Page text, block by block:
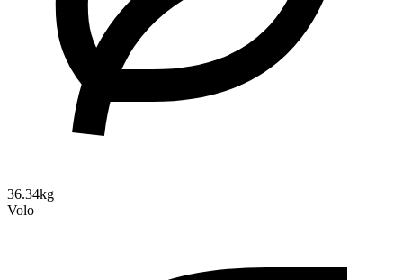
36.34kg
Volo